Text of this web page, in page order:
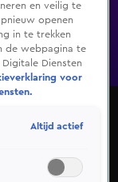
Bondgenoten
Up Your Guy!
en veilig te
openen
in te trekken
de webpagina te
Digitale Diensten
voor
Altijd actief